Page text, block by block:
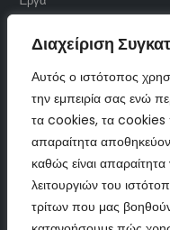
Διαχείριση
Αυτός ο ιστότοπος
την εμπειρία σας ενώ
τα cookies, τα cookies
απαραίτητα
καθώς είναι
λειτουργιών του
τρίτων που μας
Επικοινωνία
Επικοινωνία
210 57 23 450
694 85 45 079